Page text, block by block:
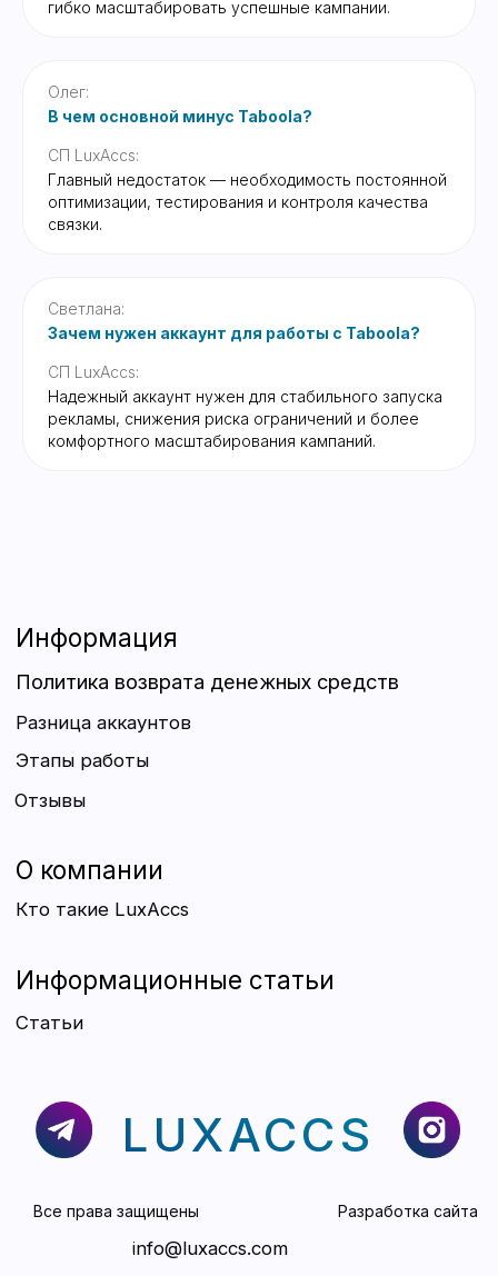
гибко масштабировать успешные кампании.
Олег:
В чем основной минус Taboola?
СП LuxAccs:
Главный недостаток — необходимость постоянной
оптимизации, тестирования и контроля качества
связки.
Светлана:
Зачем нужен аккаунт для работы с Taboola?
СП LuxAccs:
Надежный аккаунт нужен для стабильного запуска
рекламы, снижения риска ограничений и более
комфортного масштабирования кампаний.